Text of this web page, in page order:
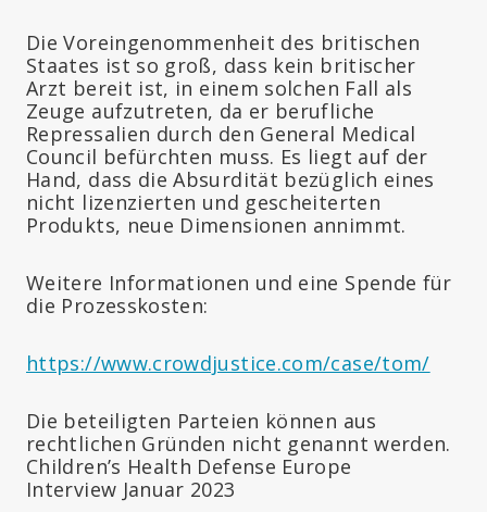
Die Voreingenommenheit des britischen
Staates ist so groß, dass kein britischer
Arzt bereit ist, in einem solchen Fall als
Zeuge aufzutreten, da er berufliche
Repressalien durch den General Medical
Council befürchten muss. Es liegt auf der
Hand, dass die Absurdität bezüglich eines
nicht lizenzierten und gescheiterten
Produkts, neue Dimensionen annimmt.
Weitere Informationen und eine Spende für
die Prozesskosten:
https://www.crowdjustice.com/case/tom/
Die beteiligten Parteien können aus
rechtlichen Gründen nicht genannt werden.
Children’s Health Defense Europe
Interview Januar 2023